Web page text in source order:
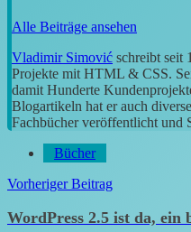
Alle Beiträge ansehen
Vladimir Simović schreibt seit
Projekte mit HTML & CSS.
damit Hunderte
Blogartikeln hat er auch
Fachbücher veröffentlicht und
Bücher
Beitragsnavigation
Vorheriger Beitrag
WordPress 2.5 ist da, ein